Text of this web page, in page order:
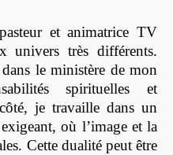
et animatrice TV
univers très différents.
le ministère de mon
spirituelles et
je travaille dans un
où l’image et la
Cette dualité peut être